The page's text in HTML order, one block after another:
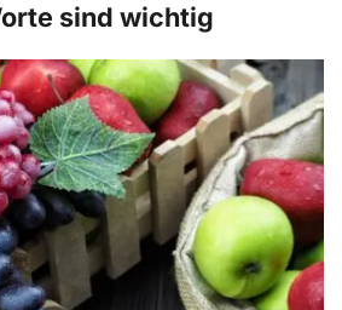
sind wichtig